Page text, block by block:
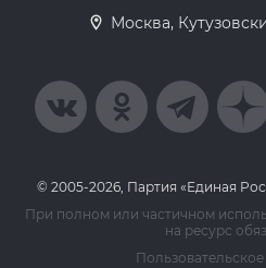
Москва,
© 2005-2026, Партия «Единая
При полном или частичном
на ресурс